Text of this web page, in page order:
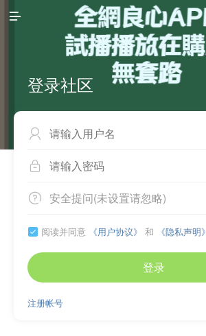

登录社区


 安全提问(未设置请忽略)
 阅读并同意 《用户协议》 和 《隐私声明》
登录
注册帐号